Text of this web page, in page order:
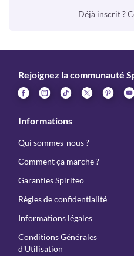
Déjà inscrit ?
Rejoignez la communauté
Informations
Qui sommes-nous ?
Comment ça marche ?
Garanties Spiriteo
Règles de confidentialité
Informations légales
Conditions Générales
d'Utilisation